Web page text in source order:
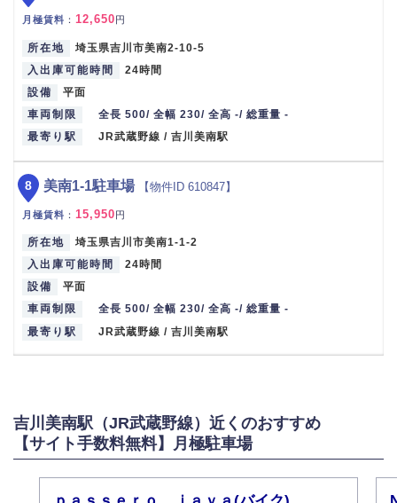
月極賃料 ： 12,650 円
所在地
埼玉県吉川市美南2-10-5
入出庫可能時間
24時間
設備
平面
車両制限
全長 500/ 全幅 230/ 全高 -/ 総重量 -
最寄り駅
JR武蔵野線 / 吉川美南駅
美南1-1駐車場 【物件ID 610847】
月極賃料 ： 15,950円
所在地
埼玉県吉川市美南1-1-2
入出庫可能時間
24時間
設備
平面
車両制限
全長 500/ 全幅 230/ 全高 -/ 総重量 -
最寄り駅
JR武蔵野線 / 吉川美南駅
8
吉川美南駅（JR武蔵野線）近くのおすすめ
【サイト手数料無料】月極駐車場